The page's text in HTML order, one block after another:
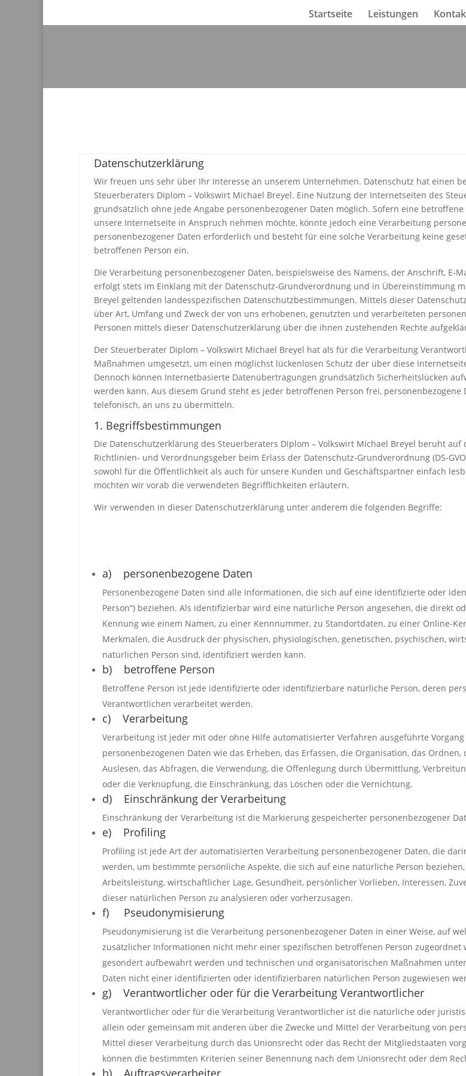
Startseite Leistungen
Datenschutzerklärung
Wir freuen uns sehr über Ihr Interesse an unserem Unternehmen. Datenschutz hat einen
Steuerberaters Diplom – Volkswirt Michael Breyel. Eine Nutzung der Internetseiten des
grundsätzlich ohne jede Angabe personenbezogener Daten möglich. Sofern eine
unsere Internetseite in Anspruch nehmen möchte, könnte jedoch eine Verarbeitung
personenbezogener Daten erforderlich und besteht für eine solche Verarbeitung keine
betroffenen Person ein.
Die Verarbeitung personenbezogener Daten, beispielsweise des Namens, der Anschrift, E-
erfolgt stets im Einklang mit der Datenschutz-Grundverordnung und in Übereinstimmung
Breyel geltenden landesspezifischen Datenschutzbestimmungen. Mittels dieser
über Art, Umfang und Zweck der von uns erhobenen, genutzten und verarbeiteten
Personen mittels dieser Datenschutzerklärung über die ihnen zustehenden Rechte
Der Steuerberater Diplom – Volkswirt Michael Breyel hat als für die Verarbeitung
Maßnahmen umgesetzt, um einen möglichst lückenlosen Schutz der über diese
Dennoch können Internetbasierte Datenübertragungen grundsätzlich Sicherheitslücken
werden kann. Aus diesem Grund steht es jeder betroffenen Person frei,
telefonisch, an uns zu übermitteln.
1. Begriffsbestimmungen
Die Datenschutzerklärung des Steuerberaters Diplom – Volkswirt Michael Breyel beruht
Richtlinien- und Verordnungsgeber beim Erlass der Datenschutz-Grundverordnung (DS-
sowohl für die Öffentlichkeit als auch für unsere Kunden und Geschäftspartner einfach
möchten wir vorab die verwendeten Begrifflichkeiten erläutern.
Wir verwenden in dieser Datenschutzerklärung unter anderem die folgenden Begriffe:
a) personenbezogene Daten
Personenbezogene Daten sind alle Informationen, die sich auf eine identifizierte oder
Person“) beziehen. Als identifizierbar wird eine natürliche Person angesehen, die direkt
Kennung wie einem Namen, zu einer Kennnummer, zu Standortdaten, zu einer Online-
Merkmalen, die Ausdruck der physischen, physiologischen, genetischen, psychischen,
natürlichen Person sind, identifiziert werden kann.
b) betroffene Person
Betroffene Person ist jede identifizierte oder identifizierbare natürliche Person, deren
Verantwortlichen verarbeitet werden.
c) Verarbeitung
Verarbeitung ist jeder mit oder ohne Hilfe automatisierter Verfahren ausgeführte
personenbezogenen Daten wie das Erheben, das Erfassen, die Organisation, das
Auslesen, das Abfragen, die Verwendung, die Offenlegung durch Übermittlung,
oder die Verknüpfung, die Einschränkung, das Löschen oder die Vernichtung.
d) Einschränkung der Verarbeitung
Einschränkung der Verarbeitung ist die Markierung gespeicherter personenbezogener
e) Profiling
Profiling ist jede Art der automatisierten Verarbeitung personenbezogener Daten, die
werden, um bestimmte persönliche Aspekte, die sich auf eine natürliche Person
Arbeitsleistung, wirtschaftlicher Lage, Gesundheit, persönlicher Vorlieben, Interessen,
dieser natürlichen Person zu analysieren oder vorherzusagen.
f) Pseudonymisierung
Pseudonymisierung ist die Verarbeitung personenbezogener Daten in einer Weise, auf
zusätzlicher Informationen nicht mehr einer spezifischen betroffenen Person
gesondert aufbewahrt werden und technischen und organisatorischen Maßnahmen
Daten nicht einer identifizierten oder identifizierbaren natürlichen Person zugewiesen
g) Verantwortlicher oder für die Verarbeitung Verantwortlicher
Verantwortlicher oder für die Verarbeitung Verantwortlicher ist die natürliche oder
allein oder gemeinsam mit anderen über die Zwecke und Mittel der Verarbeitung von
Mittel dieser Verarbeitung durch das Unionsrecht oder das Recht der Mitgliedstaaten
können die bestimmten Kriterien seiner Benennung nach dem Unionsrecht oder dem
h) Auftragsverarbeiter